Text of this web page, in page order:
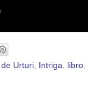
Urturi Intriga libro